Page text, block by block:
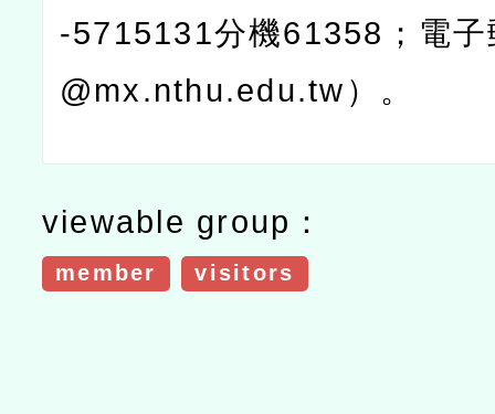
-5715131分機61358 ；電
@mx.nthu.edu.tw ）。
viewable group：
member visitors